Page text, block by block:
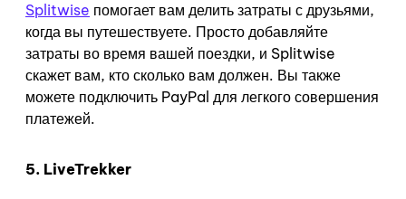
Splitwise помогает вам делить затраты с друзьями,
когда вы путешествуете. Просто добавляйте
затраты во время вашей поездки, и Splitwise
скажет вам, кто сколько вам должен. Вы также
можете подключить PayPal для легкого совершения
платежей.
5. LiveTrekker